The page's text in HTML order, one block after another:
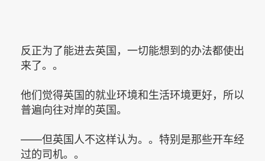
反正为了能进去英国，一切能想到的办法都使出
来了。。
他们觉得英国的就业环境和生活环境更好，所以
普遍向往对岸的英国。
——但英国人不这样认为。。特别是那些开车经
过的司机。。